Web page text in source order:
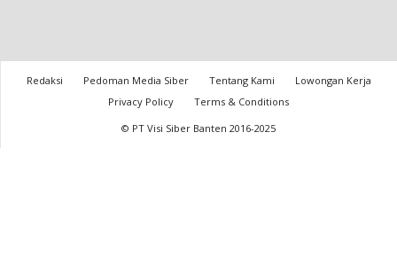
Redaksi Pedoman Media Siber Tentang Kami
Lowongan Kerja
Privacy Policy
Terms & Conditions
© PT Visi Siber Banten 2016-2025